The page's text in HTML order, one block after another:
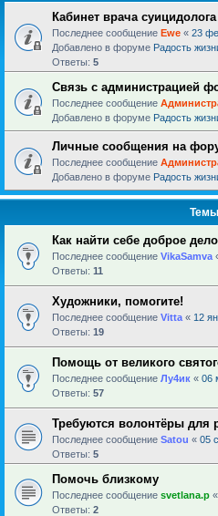
Кабинет врача
Последнее сообщение Ewe « 23
Добавлено в форуме Радость
Ответы: 5
Связь с администрацией
Последнее сообщение
Добавлено в форуме Радость
Личные сообщения на
Последнее сообщение
Добавлено в форуме Радость
Темы
Как найти себе доброе дело
Последнее сообщение VikaSamva
Ответы: 11
Художники, помогите!
Последнее сообщение Vitta « 12
Ответы: 19
Помощь от великого
Последнее сообщение Лу4ик « 06
Ответы: 57
Требуются волонтёры для
Последнее сообщение Satou « 05
Ответы: 5
Помочь близкому
Последнее сообщение svetlana.p «
Ответы: 2